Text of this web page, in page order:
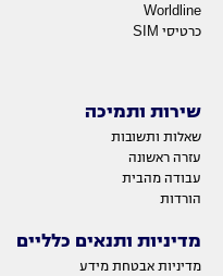
Worldline
כרטיסי SIM
שירות ותמיכה
שאלות ותשובות
עזרה ראשונה
עבודה מהבית
הורדות
מדיניות ותנאים כלליים
מדיניות אבטחת מידע